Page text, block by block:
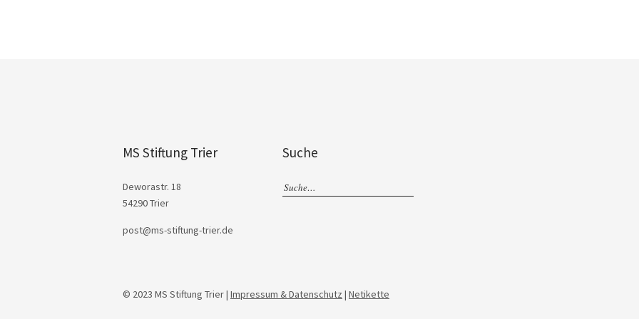
MS Stiftung Trier
Deworastr. 18
54290 Trier
post@ms-stiftung-trier.de
Suche
© 2023 MS Stiftung Trier | Impressum & Datenschutz | Netikette